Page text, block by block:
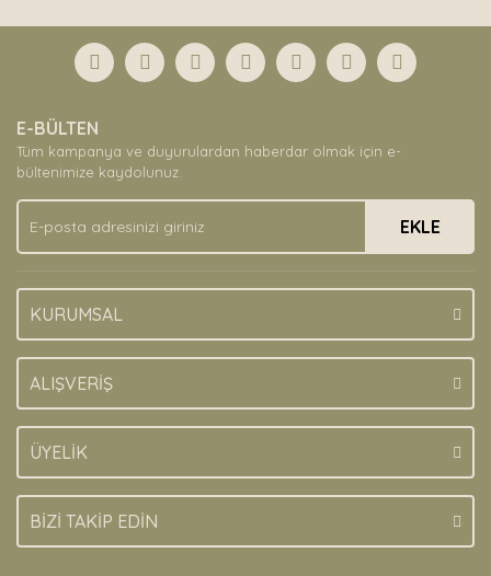
Yorum Yaz
formunu kullanarak tarafımıza iletebilirsiniz.
Görüş ve önerileriniz için teşekkür ederiz.
Ürün açıklamasında eksik bilgiler bulunuyor.
Ürün bilgilerinde hatalar bulunuyor.
Ürün fiyatı diğer sitelerden daha pahalı.
Bu ürüne benzer farklı alternatifler olmalı.
E-BÜLTEN
Tüm kampanya ve duyurulardan haberdar olmak için e-
bültenimize kaydolunuz.
EKLE
KURUMSAL
ALIŞVERİŞ
ÜYELİK
BİZİ TAKİP EDİN